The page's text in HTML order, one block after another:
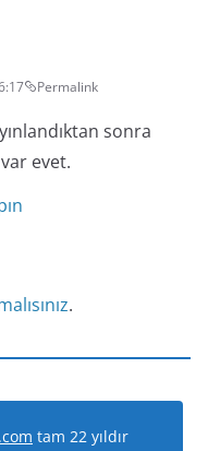
Permalink
sonra
evet.
.
tam 22 yıldır